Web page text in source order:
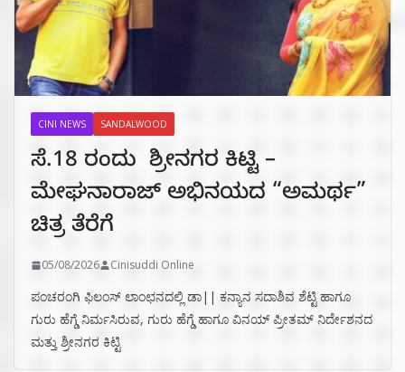
CINI NEWS SANDALWOOD
ಸೆ.18 ರಂದು ಶ್ರೀನಗರ ಕಿಟ್ಟಿ –
ಮೇಘನಾರಾಜ್ ಅಭಿನಯದ “ಅಮರ್ಥ”
ಚಿತ್ರ ತೆರೆಗೆ
05/08/2026 Cinisuddi Online
ಪಂಚರಂಗಿ ಫಿಲಂಸ್ ಲಾಂಛನದಲ್ಲಿ ಡಾ|| ಕನ್ಯಾನ ಸದಾಶಿವ ಶೆಟ್ಟಿ ಹಾಗೂ
ಗುರು ಹೆಗ್ಡೆ ನಿರ್ಮಸಿರುವ, ಗುರು ಹೆಗ್ಡೆ ಹಾಗೂ ವಿನಯ್ ಪ್ರೀತಮ್ ನಿರ್ದೇಶನದ
ಮತ್ತು ಶ್ರೀನಗರ ಕಿಟ್ಟಿ